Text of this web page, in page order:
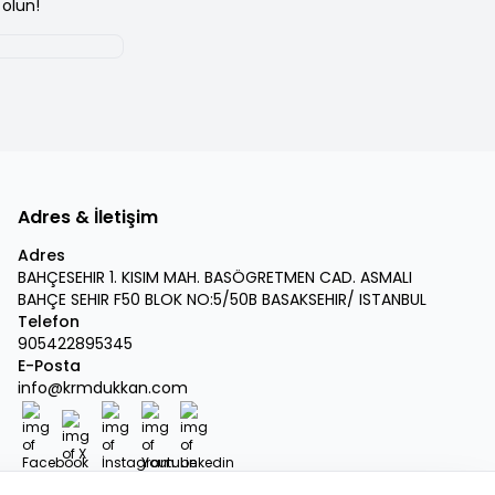
Adres & İletişim
Adres
BAHÇESEHIR 1. KISIM MAH. BASÖGRETMEN CAD. ASMALI
BAHÇE SEHIR F50 BLOK NO:5/50B BASAKSEHIR/ ISTANBUL
Telefon
905422895345
E-Posta
info@krmdukkan.com
Facebook
X İnstagram
Youtube